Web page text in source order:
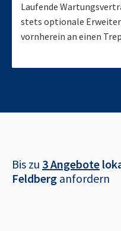
Laufende
stets optionale
vornherein an einen
Bis zu 3 Angebote
Feldberg anfordern